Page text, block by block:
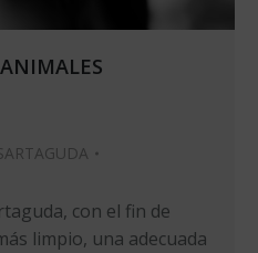
con el fin de
limpio, una adecuada